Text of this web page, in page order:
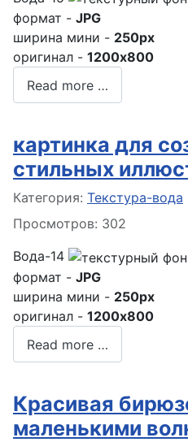
формат - JPG
ширина мини - 250px
оригинал - 1200x800
Read more …
картинка для
стильных
Информация о материале
Категория: Текстура-вода
Просмотров: 302
Вода-14
формат - JPG
ширина мини - 250px
оригинал - 1200x800
Read more …
Красивая
маленькими